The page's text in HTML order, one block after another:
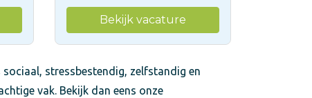
Bekijk vacature
stressbestendig, zelfstandig en
vak. Bekijk dan eens onze